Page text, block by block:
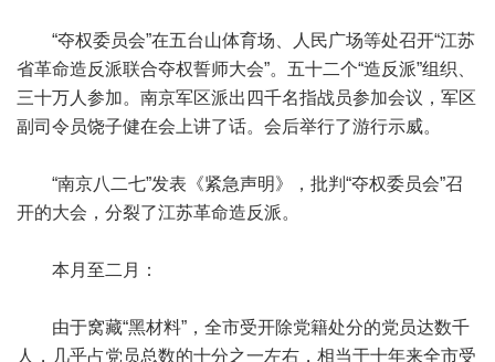
“夺权委员会”在五台山体育场、人民广场等处召开“江苏
省革命造反派联合夺权誓师大会”。五十二个“造反派”组织、
三十万人参加。南京军区派出四千名指战员参加会议，军区
副司令员饶子健在会上讲了话。会后举行了游行示威。
“南京八二七”发表《紧急声明》，批判“夺权委员会”召
开的大会，分裂了江苏革命造反派。
本月至二月：
由于窝藏“黑材料”，全市受开除党籍处分的党员达数千
人，几乎占党员总数的十分之一左右，相当于十年来全市受